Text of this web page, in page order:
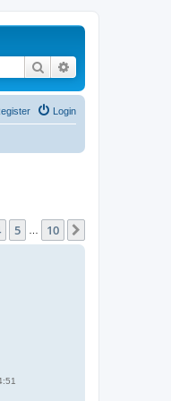
Search
Login
5 10